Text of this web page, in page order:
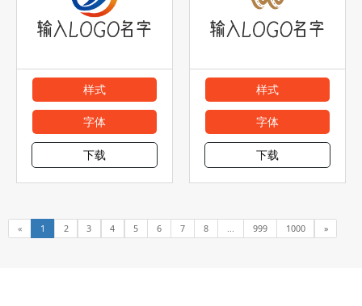
样式
字体
下载
样式
字体
下载
« 1 2 3 4 5 6 7 8 999 1000 »